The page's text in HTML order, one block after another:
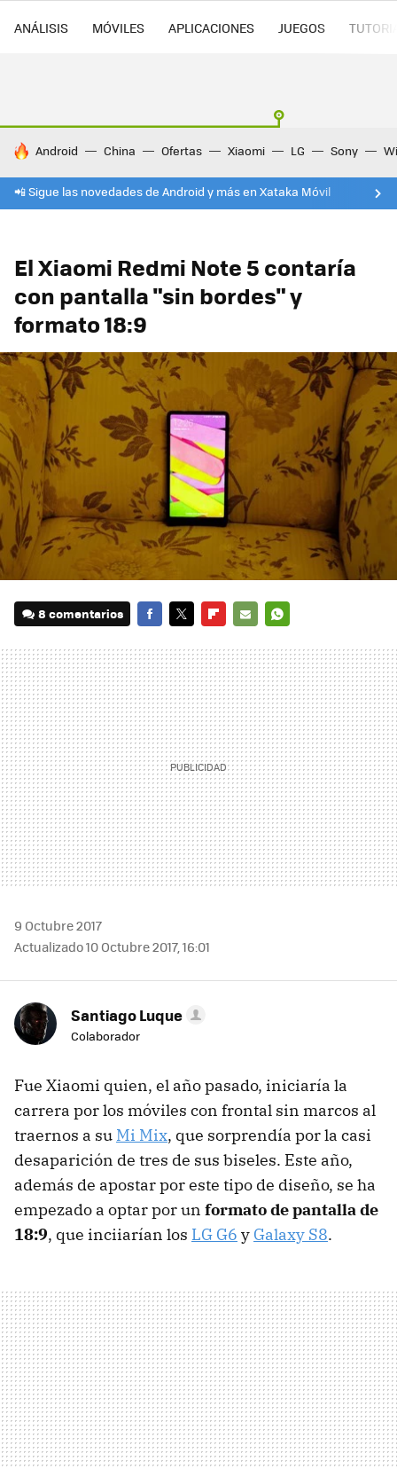
ANÁLISIS MÓVILES APLICACIONES JUEGOS
HOY SE HABLA DE
Android China Ofertas Xiaomi LG Sony
📲 Sigue las novedades de Android y más en Xataka Móvil
El Xiaomi Redmi Note 5 contaría
con pantalla "sin bordes" y
formato 18:9
8 comentarios
MAIL
9 Octubre 2017
Actualizado 10 Octubre 2017, 16:01
Santiago Luque
Colaborador
Fue Xiaomi quien, el año pasado, iniciaría la
carrera por los móviles con frontal sin marcos al
traernos a su Mi Mix, que sorprendía por la casi
desaparición de tres de sus biseles. Este año,
además de apostar por este tipo de diseño, se ha
empezado a optar por un formato de pantalla de
18:9, que inciiarían los LG G6 y Galaxy S8.